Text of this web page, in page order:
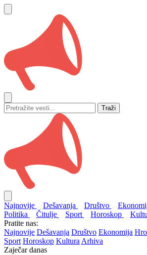
Traži
Najnovije Dešavanja Društvo
Politika
Čitulje Sport Horoskop
Pratite nas:
Najnovije Dešavanja Društvo Ekonomija
Sport Horoskop Kultura Arhiva
Zaječar danas